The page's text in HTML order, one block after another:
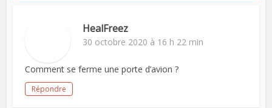
HealFreez
30 octobre 2020 à 16 h 22 min
Comment se ferme une porte d’avion ?
Répondre